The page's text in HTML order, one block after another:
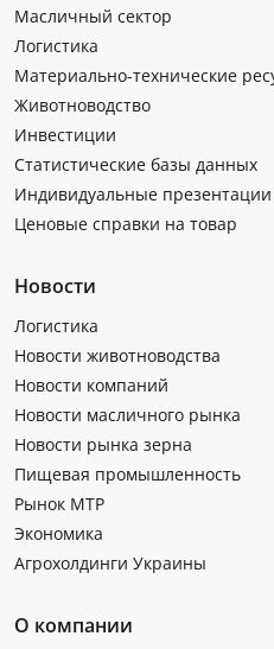
Масличный сектор
Логистика
Материально-технические
Животноводство
Инвестиции
Статистические базы данных
Индивидуальные презентации
Ценовые справки на товар
Новости
Логистика
Новости животноводства
Новости компаний
Новости масличного рынка
Новости рынка зерна
Пищевая промышленность
Рынок МТР
Экономика
Агрохолдинги Украины
О компании